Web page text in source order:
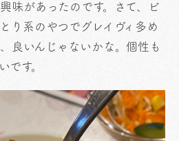
味があったのです。さて、ビ
り系のやつでグレイヴィ多め
良いんじゃないかな。個性も
です。